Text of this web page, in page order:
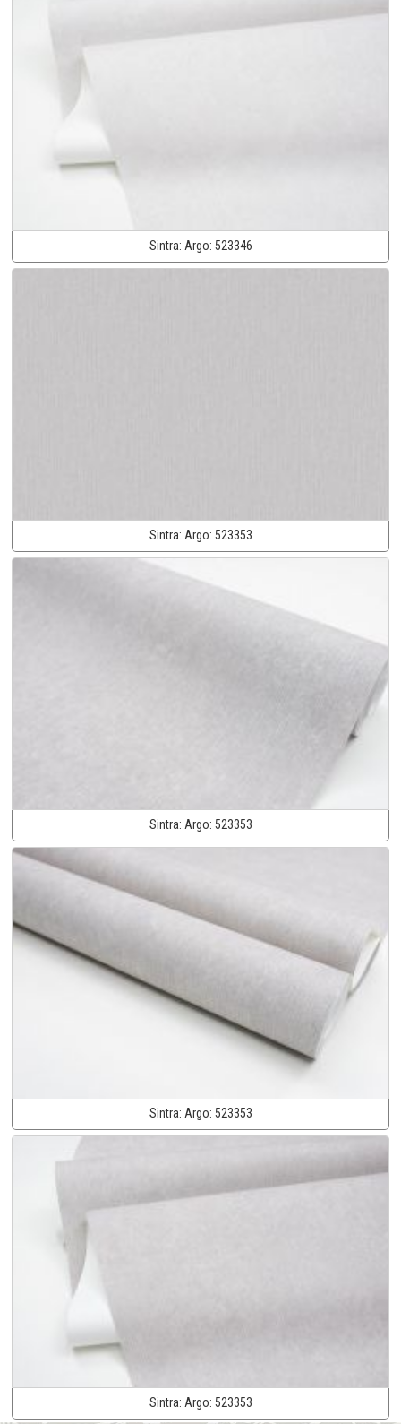
Sintra: Argo: 523346
Sintra: Argo: 523353
Sintra: Argo: 523353
Sintra: Argo: 523353
Sintra: Argo: 523353